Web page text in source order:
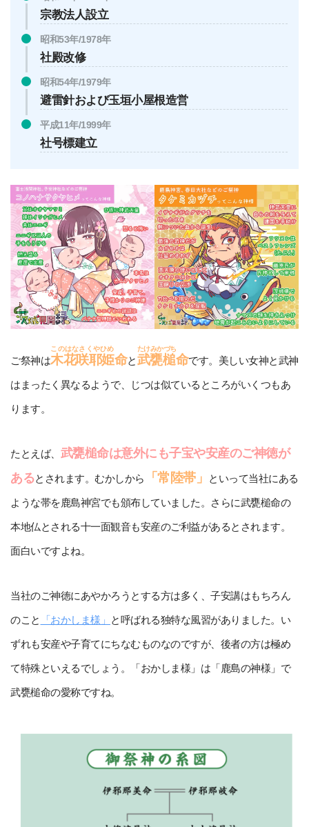
宗教法人設立
昭和53年/1978年
社殿改修
昭和54年/1979年
避雷針および玉垣小屋根造営
平成11年/1999年
社号標建立
ご祭神は木花咲耶姫
このはなさくやひめ
命と武甕槌
たけみかづち
命です。美しい女神と武神
はまったく異なるようで、じつは似ているところがいくつもあ
ります。
たとえば、 武甕槌命は意外にも子宝や安産のご神徳が
あるとされます。むかしから 「常陸帯」 といって当社にある
ような帯を鹿島神宮でも頒布していました。さらに武甕槌命の
本地仏とされる十一面観音も安産のご利益があるとされます。
面白いですよね。
当社のご神徳にあやかろうとする方は多く、子安講はもちろん
のこと 「おかしま様」 と呼ばれる独特な風習がありました。い
ずれも安産や子育てにちなむものなのですが、後者の方は極め
て特殊といえるでしょう。「おかしま様」は「鹿島の神様」で
武甕槌命の愛称ですね。